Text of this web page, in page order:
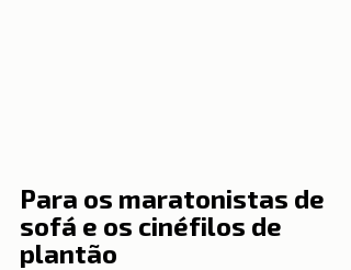
Para os maratonistas de
sofá e os cinéfilos de
plantão